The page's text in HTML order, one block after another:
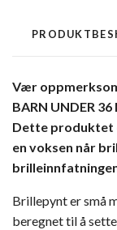
Vær
BARN UNDER
Dette produktet
en voksen når
Brillepynt er små
beregnet til å